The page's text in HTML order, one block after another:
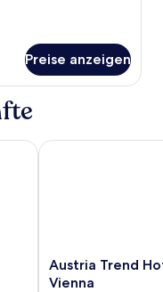
Preise anzeigen
Austria
Trend
Austria Trend
Vienna
Austria Trend Hotel